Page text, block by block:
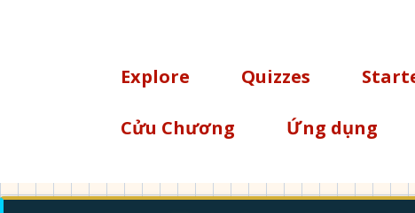
Explore
Quizzes
Cửu Chương Ứng dụng